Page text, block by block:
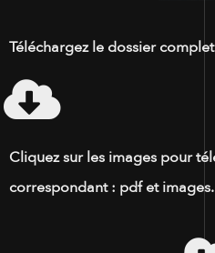
Téléchargez le dossier
Cliquez sur les images pour
correspondant : pdf et images.